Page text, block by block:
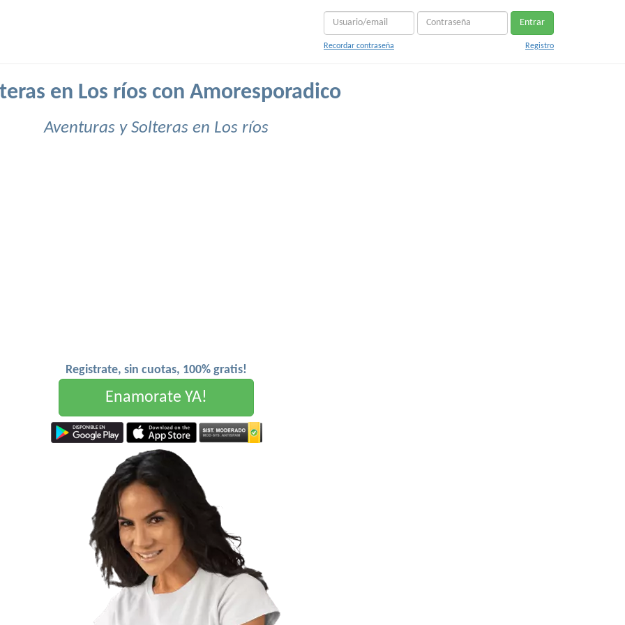
Entrar
Recordar contraseña Registro
en Los ríos con Amoresporadico
Aventuras y Solteras en Los ríos
Registrate, sin cuotas, 100% gratis!
Enamorate YA!